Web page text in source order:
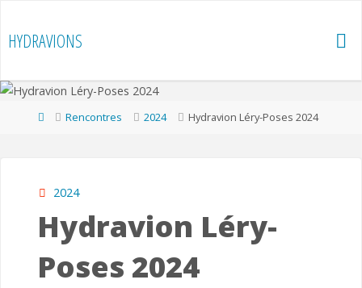
content
HYDRAVIONS
HomeRencontres 2024 Hydravion Léry-Poses 2024
2024
Hydravion Léry-
Poses 2024